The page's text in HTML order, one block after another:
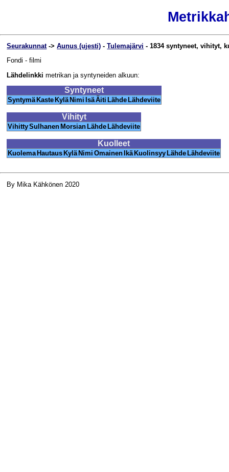
Seurakunnat->Aunus (ujesti) -Tulemajärvi - 1834 syntyneet, vihityt,
Fondi - filmi
Lähdelinkki metrikan ja syntyneiden alkuun:
Syntyneet
Syntymä Kaste Kylä Nimi IsäÄiti Lähde Lähdeviite
Vihityt
VihittySulhanen Morsian Lähde Lähdeviite
Kuolleet
Kuolema Hautaus Kylä Nimi Omainen Ikä Kuolinsyy Lähde Lähdeviite
By Mika Kähkönen 2020